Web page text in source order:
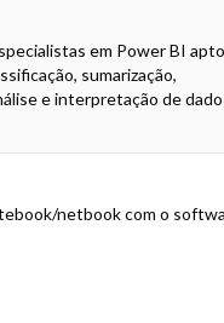
em Power BI
sumarização,
e interpretação de
netbook com o